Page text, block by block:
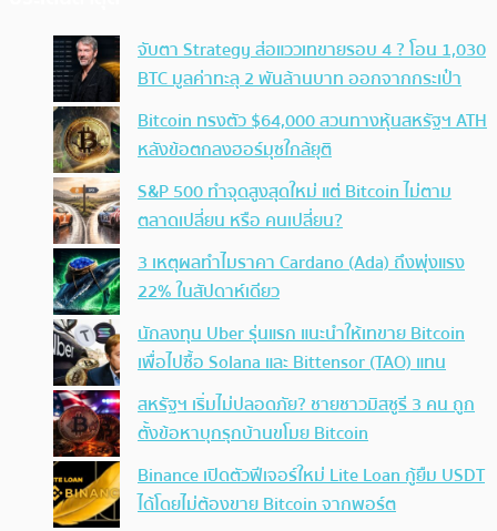
จับตา Strategy ส่อแววเทขายรอบ 4 ? โอน 1,030
BTC มูลค่าทะลุ 2 พันล้านบาท ออกจากกระเป๋า
Bitcoin ทรงตัว $64,000 สวนทางหุ้นสหรัฐฯ ATH
หลังข้อตกลงฮอร์มุซใกล้ยุติ
S&P 500 ทำจุดสูงสุดใหม่ แต่ Bitcoin ไม่ตาม
ตลาดเปลี่ยน หรือ คนเปลี่ยน?
3 เหตุผลทำไมราคา Cardano (Ada) ถึงพุ่งแรง
22% ในสัปดาห์เดียว
นักลงทุน Uber รุ่นแรก แนะนำให้เทขาย Bitcoin
เพื่อไปซื้อ Solana และ Bittensor (TAO) แทน
สหรัฐฯ เริ่มไม่ปลอดภัย? ชายชาวมิสซูรี 3 คน ถูก
ตั้งข้อหาบุกรุกบ้านขโมย Bitcoin
Binance เปิดตัวฟีเจอร์ใหม่ Lite Loan กู้ยืม USDT
ได้โดยไม่ต้องขาย Bitcoin จากพอร์ต